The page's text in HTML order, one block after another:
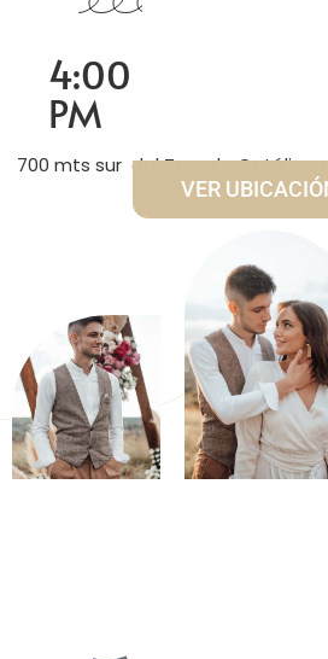
4:00
PM
700 mts sur del Templo Católico
VER